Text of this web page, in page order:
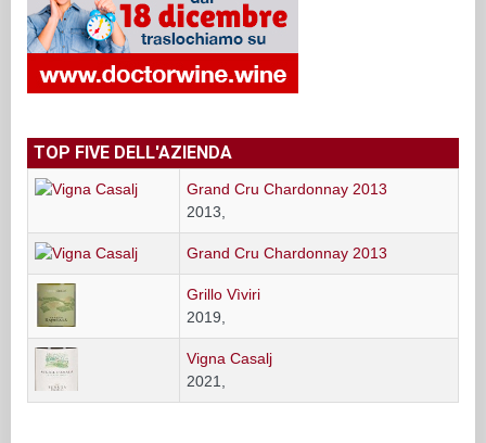
TOP FIVE DELL'AZIENDA
Grand Cru Chardonnay 2013
2013,
Grand Cru Chardonnay 2013
Grillo Vìviri
2019,
Vigna Casalj
2021,